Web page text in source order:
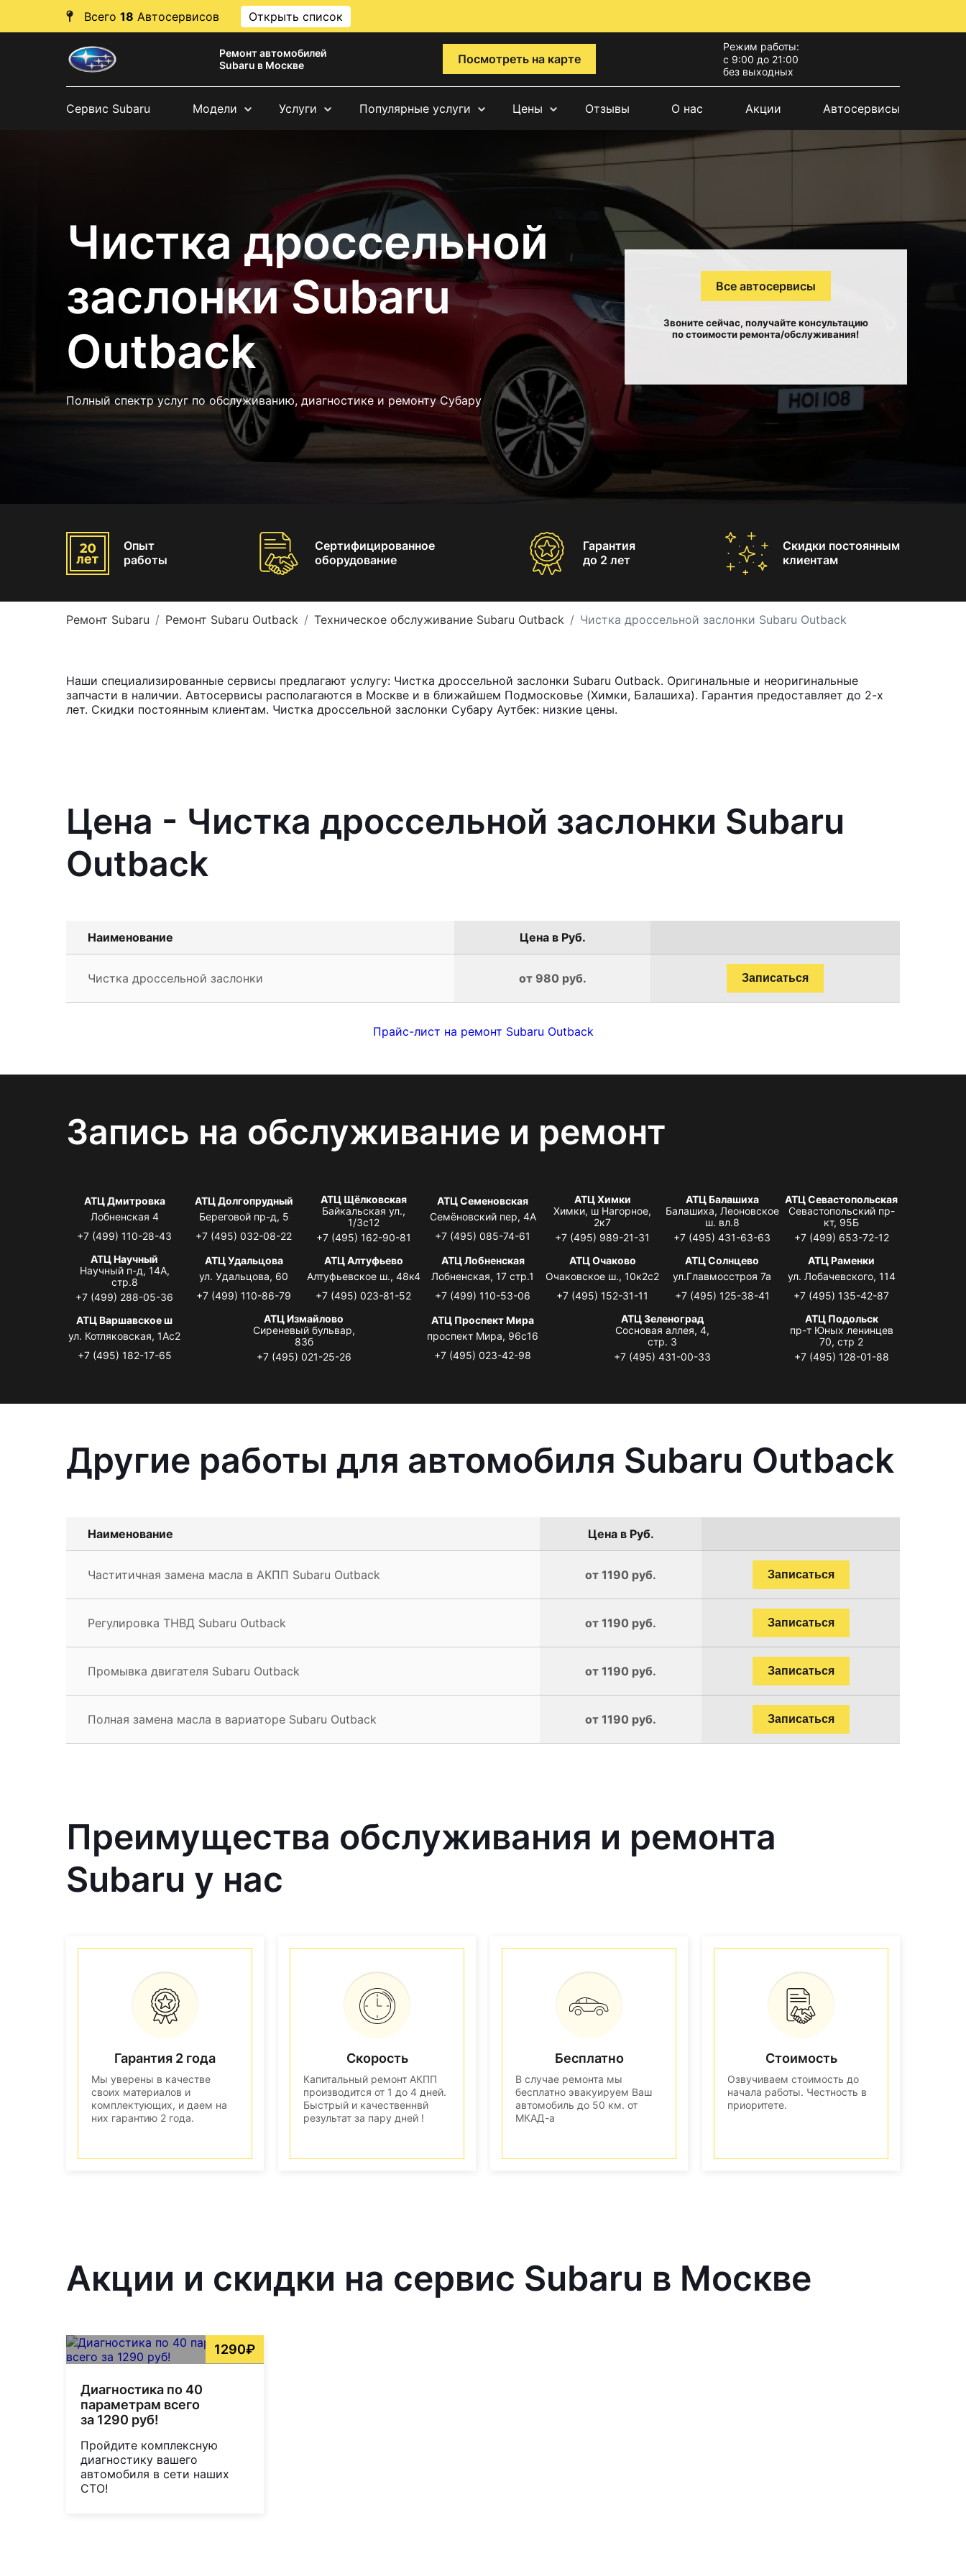
Всего 18 Автосервисов Открыть список
Ремонт автомобилей
Subaru в Москве
Посмотреть на карте
Режим работы:
с 9:00 до 21:00
без выходных
Сервис Subaru Модели Услуги Популярные услуги Цены Отзывы О нас Акции Автосервисы
Чистка дроссельной
заслонки Subaru
Outback
Полный спектр услуг по обслуживанию, диагностике и ремонту Субару
Все автосервисы
Звоните сейчас, получайте консультацию
по стоимости ремонта/обслуживания!
Опыт
работы
Сертифицированное
оборудование
Гарантия
до 2 лет
Скидки постоянным
клиентам
Ремонт Subaru Ремонт Subaru Outback Техническое обслуживание Subaru Outback Чистка дроссельной заслонки Subaru Outback
Наши специализированные сервисы предлагают услугу: Чистка дроссельной заслонки Subaru Outback. Оригинальные и неоригинальные
запчасти в наличии. Автосервисы располагаются в Москве и в ближайшем Подмосковье (Химки, Балашиха). Гарантия предоставляет до 2-х
лет. Скидки постоянным клиентам. Чистка дроссельной заслонки Субару Аутбек: низкие цены.
Цена - Чистка дроссельной заслонки Subaru
Outback
Наименование Цена в Руб.
Чистка дроссельной заслонки от 980 руб. Записаться
Прайс-лист на ремонт Subaru Outback
Запись на обслуживание и ремонт
АТЦ Дмитровка
Лобненская 4
+7 (499) 110-28-43
АТЦ Долгопрудный
Береговой пр-д, 5
+7 (495) 032-08-22
АТЦ Щёлковская
Байкальская ул.,
1/3с12
+7 (495) 162-90-81
АТЦ Семеновская
Семёновский пер, 4А
+7 (495) 085-74-61
АТЦ Химки
Химки, ш Нагорное,
2к7
+7 (495) 989-21-31
АТЦ Балашиха
Балашиха, Леоновское
ш. вл.8
+7 (495) 431-63-63
АТЦ Севастопольская
Севастопольский пр-
кт, 95Б
+7 (499) 653-72-12
АТЦ Научный
Научный п-д, 14А,
стр.8
+7 (499) 288-05-36
АТЦ Удальцова
ул. Удальцова, 60
+7 (499) 110-86-79
АТЦ Алтуфьево
Алтуфьевское ш., 48к4
+7 (495) 023-81-52
АТЦ Лобненская
Лобненская, 17 стр.1
+7 (499) 110-53-06
АТЦ Очаково
Очаковское ш., 10к2с2
+7 (495) 152-31-11
АТЦ Солнцево
ул.Главмосстроя 7а
+7 (495) 125-38-41
АТЦ Раменки
ул. Лобачевского, 114
+7 (495) 135-42-87
АТЦ Варшавское ш
ул. Котляковская, 1Ас2
+7 (495) 182-17-65
АТЦ Измайлово
Сиреневый бульвар,
83б
+7 (495) 021-25-26
АТЦ Проспект Мира
проспект Мира, 96с16
+7 (495) 023-42-98
АТЦ Зеленоград
Сосновая аллея, 4,
стр. 3
+7 (495) 431-00-33
АТЦ Подольск
пр-т Юных ленинцев
70, стр 2
+7 (495) 128-01-88
Другие работы для автомобиля Subaru Outback
Наименование Цена в Руб.
Частитичная замена масла в АКПП Subaru Outback от 1190 руб. Записаться
Регулировка ТНВД Subaru Outback от 1190 руб. Записаться
Промывка двигателя Subaru Outback от 1190 руб. Записаться
Полная замена масла в вариаторе Subaru Outback от 1190 руб. Записаться
Преимущества обслуживания и ремонта
Subaru у нас
Гарантия 2 года
Мы уверены в качестве
своих материалов и
комплектующих, и даем на
них гарантию 2 года.
Скорость
Капитальный ремонт АКПП
производится от 1 до 4 дней.
Быстрый и качественнвй
результат за пару дней !
Бесплатно
В случае ремонта мы
бесплатно эвакуируем Ваш
автомобиль до 50 км. от
МКАД-а
Стоимость
Озвучиваем стоимость до
начала работы. Честность в
приоритете.
Акции и скидки на сервис Subaru в Москве
1290₽
Диагностика по 40
параметрам всего
за 1290 руб!
Пройдите комплексную
диагностику вашего
автомобиля в сети наших
СТО!